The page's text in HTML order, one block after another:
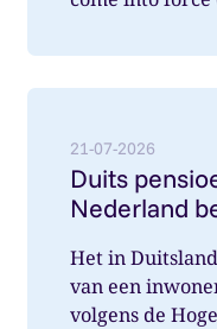
21-07-2026
Duits
Nederland
Het in
van een
volgens de